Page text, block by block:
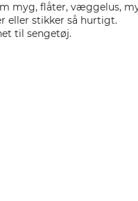
myg, flåter, væggelus,
eller stikker så hurtigt.
til sengetøj.